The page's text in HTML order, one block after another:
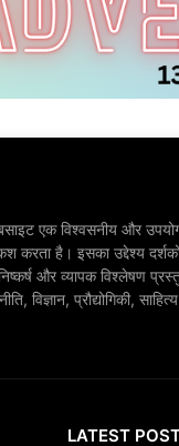
एक विश्वसनीय और
करता है। इसका उद्देश्य
और व्यापक विश्लेषण
विज्ञान, प्रौद्योगिकी,
LATEST